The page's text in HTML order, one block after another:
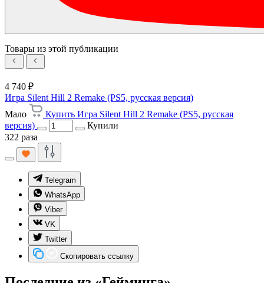
Товары из этой публикации
4 740 ₽
Игра Silent Hill 2 Remake (PS5, русская версия)
Мало
Купить Игра Silent Hill 2 Remake (PS5, русская
версия)
Купили
322 раза
Telegram
WhatsApp
Viber
VK
Twitter
Скопировать ссылку